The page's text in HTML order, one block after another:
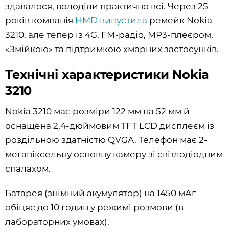
здавалося, володіли практично всі. Через 25
років компанія HMD випустила ремейк Nokia
3210, але тепер із 4G, FM-радіо, MP3-плеєром,
«Змійкою» та підтримкою хмарних застосунків.
Технічні характеристики Nokia
3210
Nokia 3210 має розміри 122 мм на 52 мм й
оснащена 2,4-дюймовим TFT LCD дисплеєм із
роздільною здатністю QVGA. Телефон має 2-
мегапіксельну основну камеру зі світлодіодним
спалахом.
Батарея (знімний акумулятор) на 1450 мАг
обіцяє до 10 годин у режимі розмови (в
лабораторних умовах).